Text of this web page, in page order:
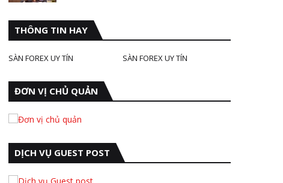
THÔNG TIN HAY
SÀN FOREX UY TÍN SÀN FOREX UY TÍN
ĐƠN VỊ CHỦ QUẢN
DỊCH VỤ GUEST POST